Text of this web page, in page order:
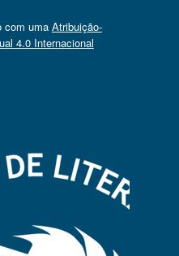
com uma Atribuição-
4.0 Internacional